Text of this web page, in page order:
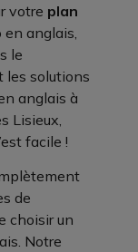
votre plan
en anglais,
le
les solutions
anglais à
Lisieux,
facile !
de
choisir un
Notre